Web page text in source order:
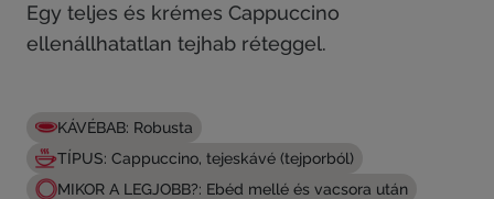
Egy teljes és krémes Cappuccino
ellenállhatatlan tejhab réteggel.
KÁVÉBAB: Robusta
TÍPUS: Cappuccino, tejeskávé (tejporból)
MIKOR A LEGJOBB?: Ebéd mellé és vacsora után